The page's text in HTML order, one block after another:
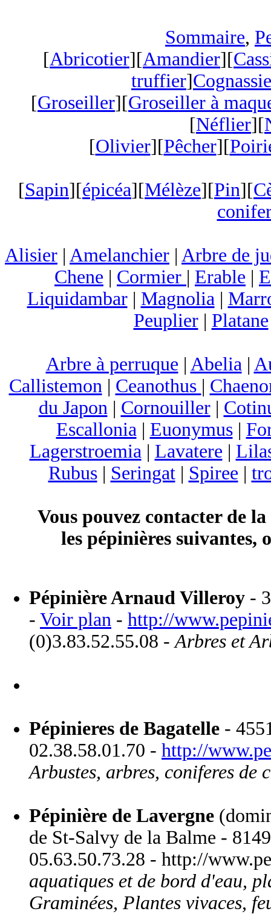
Sommaire,
[Abricotier][Amandier][
truffier]
[Groseiller][Groseiller à
[Néflier][
[Olivier][Pêcher][
[Sapin][épicéa][Mélèze][Pin][
Alisier | Amelanchier | Arbre de
Chene | Cormier | Erable |
Liquidambar| Magnolia|
Peuplier| Platane
Arbre à perruque | Abelia|
Callistemon| Ceanothus |
du Japon| Cornouiller|
Escallonia| Euonymus|
Lagerstroemia| Lavatere |
Rubus| Seringat| Spiree |
Vous pouvez contacter de
les pépinières
Pépinière Arnaud Villeroy -
- Voir plan - http://
(0)3.83.52.55.08 -Arbres et
Pépinieres de Bagatelle -
02.38.58.01.70 - http://
Arbustes, arbres, coniferes de
Pépinière de Lavergne
de St-Salvy de la Balme -
05.63.50.73.28 - http://
aquatiques et de bord d'eau,
Graminées, Plantes vivaces,